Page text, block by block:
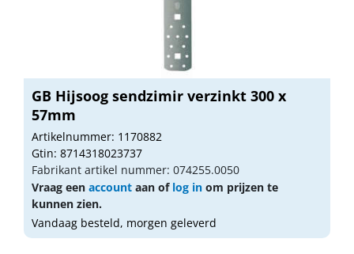
GB Hijsoog sendzimir verzinkt 300 x
57mm
Artikelnummer: 1170882
Gtin: 8714318023737
Fabrikant artikel nummer: 074255.0050
Vraag een account aan of log in om prijzen te
kunnen zien.
Vandaag besteld, morgen geleverd